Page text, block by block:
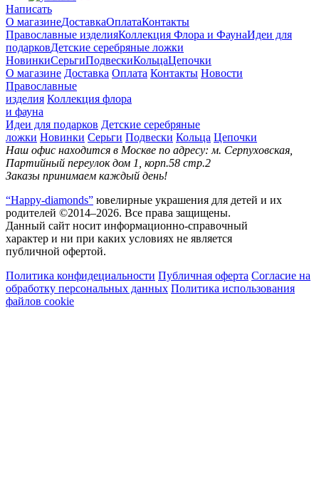
Написать
О магазинеДоставкаОплатаКонтакты
Православные изделияКоллекция Флора и ФаунаИдеи для
подарковДетские серебряные ложки
НовинкиСерьгиПодвескиКольцаЦепочки
О магазине Доставка Оплата Контакты Новости
Православные
изделия Коллекция флора
и фауна
Идеи для подарков Детские серебряные
ложки Новинки Серьги Подвески Кольца Цепочки
Наш офис находится в Москве по адресу: м. Серпуховская,
Партийный переулок дом 1, корп.58 стр.2
Заказы принимаем каждый день!
“Happy-diamonds” ювелирные украшения для детей и их
родителей ©2014–2026. Все права защищены.
Данный сайт носит информационно-справочный
характер и ни при каких условиях не является
публичной офертой.
Политика конфидециальности Публичная оферта Согласие на
обработку персональных данных Политика использования
файлов cookie